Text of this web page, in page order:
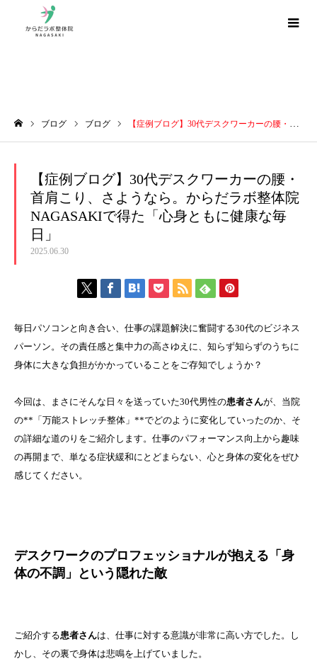
ブログ ブログ 【症例ブログ】30代デスクワーカーの腰・首肩こり、さようなら。からだラボ整体院NAGASAKIで得た「心身ともに健康な毎日」
【症例ブログ】30代デスクワーカーの腰・
首肩こり、さようなら。からだラボ整体院
NAGASAKIで得た「心身ともに健康な毎
日」
2025.06.30
毎日パソコンと向き合い、仕事の課題解決に奮闘する30代のビジネス
パーソン。その責任感と集中力の高さゆえに、知らず知らずのうちに
身体に大きな負担がかかっていることをご存知でしょうか？
今回は、まさにそんな日々を送っていた30代男性の患者さんが、当院
の**「万能ストレッチ整体」**でどのように変化していったのか、そ
の詳細な道のりをご紹介します。仕事のパフォーマンス向上から趣味
の再開まで、単なる症状緩和にとどまらない、心と身体の変化をぜひ
感じてください。
デスクワークのプロフェッショナルが抱える「身
体の不調」という隠れた敵
ご紹介する患者さんは、仕事に対する意識が非常に高い方でした。し
かし、その裏で身体は悲鳴を上げていました。